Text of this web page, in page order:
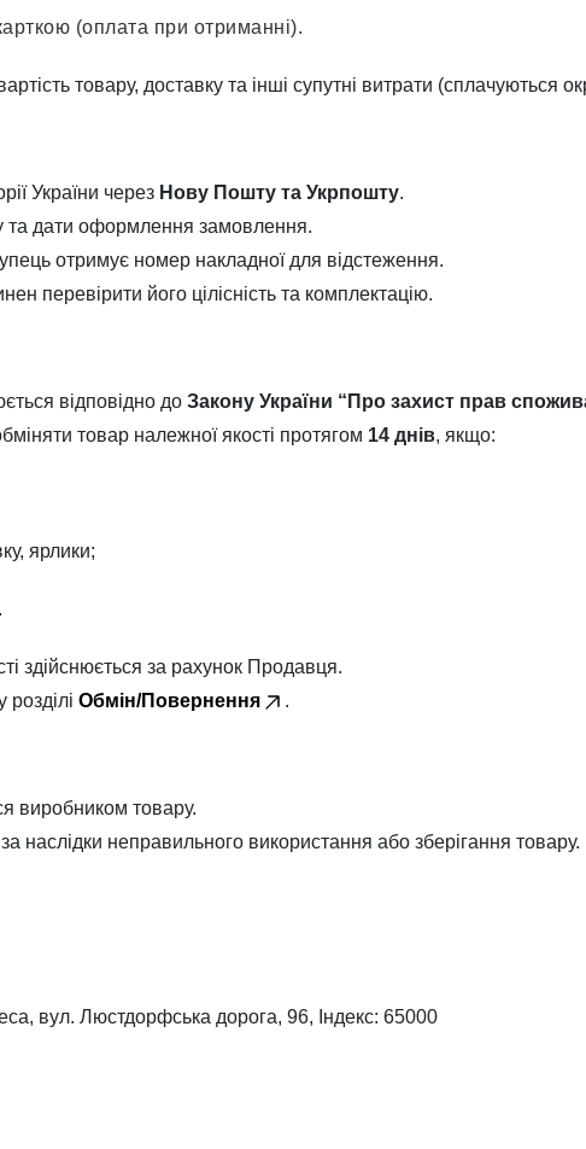
(оплата при отриманні).
товару, доставку та інші супутні витрати (сплачуються
України через Нову Пошту та Укрпошту.
та дати оформлення замовлення.
отримує номер накладної для відстеження.
перевірити його цілісність та комплектацію.
відповідно до Закону України “Про захист прав
товар належної якості протягом 14 днів, якщо:
ярлики;
здійснюється за рахунок Продавця.
Обмін/Повернення .
виробником товару.
наслідки неправильного використання або зберігання товару.
вул. Люстдорфська дорога, 96, Індекс: 65000